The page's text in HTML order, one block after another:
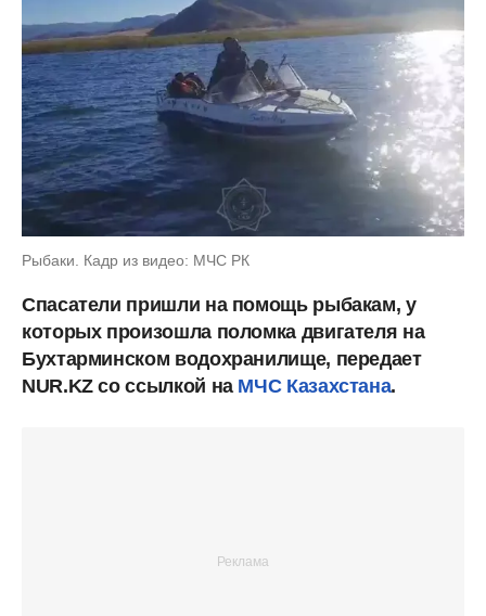
Рыбаки. Кадр из видео: МЧС РК
Спасатели пришли на помощь рыбакам, у
которых произошла поломка двигателя на
Бухтарминском водохранилище, передает
NUR.KZ со ссылкой на МЧС Казахстана.